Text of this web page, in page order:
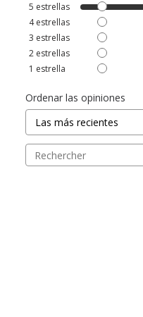
5 estrellas
4estrellas
3 estrellas
2 estrellas
1 estrella
Ordenar las opiniones